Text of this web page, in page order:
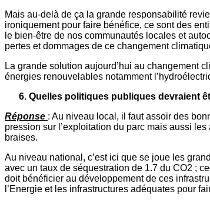
Mais au-delà de ça la grande responsabilité
ironiquement pour faire bénéfice, ce sont des
le bien-être de nos communautés locales et
pertes et dommages de ce changement
La grande solution aujourd’hui au changement
énergies renouvelables notamment
6. Quelles politiques publiques devraient
Réponse : Au niveau local, il faut assoir des
pression sur l’exploitation du parc mais aussi
braises.
Au niveau national, c’est ici que se joue les
avec un taux de séquestration de 1.7 du CO2 ;
doit bénéficier au développement de ces
l’Energie et les infrastructures adéquates pour